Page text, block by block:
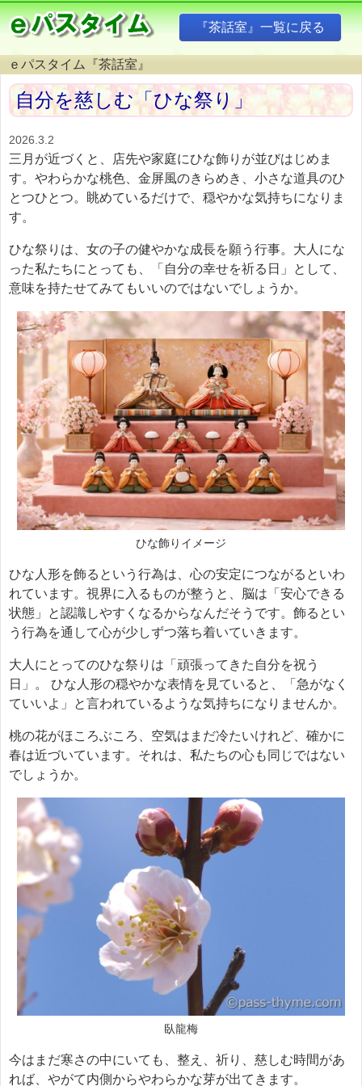
『茶話室』一覧に戻る
ｅパスタイム『茶話室』
自分を慈しむ「ひな祭り」
2026.3.2
三月が近づくと、店先や家庭にひな飾りが並びはじめま
す。やわらかな桃色、金屏風のきらめき、小さな道具のひ
とつひとつ。眺めているだけで、穏やかな気持ちになりま
す。
ひな祭りは、女の子の健やかな成長を願う行事。大人にな
った私たちにとっても、「自分の幸せを祈る日」として、
意味を持たせてみてもいいのではないでしょうか。
ひな飾りイメージ
ひな人形を飾るという行為は、心の安定につながるといわ
れています。視界に入るものが整うと、脳は「安心できる
状態」と認識しやすくなるからなんだそうです。飾るとい
う行為を通して心が少しずつ落ち着いていきます。
大人にとってのひな祭りは「頑張ってきた自分を祝う
日」。 ひな人形の穏やかな表情を見ていると、「急がなく
ていいよ」と言われているような気持ちになりませんか。
桃の花がほころぶころ、空気はまだ冷たいけれど、確かに
春は近づいています。それは、私たちの心も同じではない
でしょうか。
臥龍梅
今はまだ寒さの中にいても、整え、祈り、慈しむ時間があ
れば、やがて内側からやわらかな芽が出てきます。